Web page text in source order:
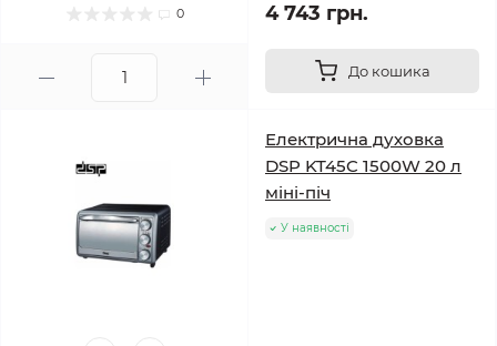
0 4 743 грн.
До кошика
Електрична духовка
DSP KT45C 1500W 20 л
міні-піч
У наявності